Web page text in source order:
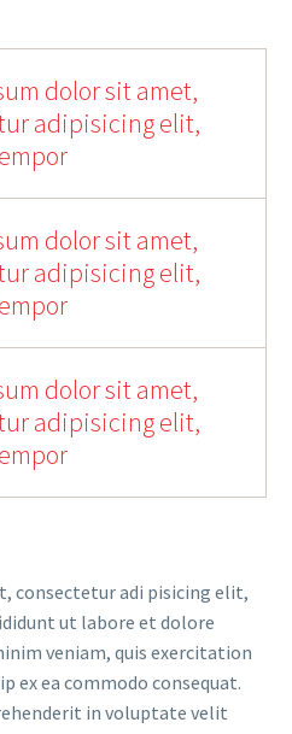
dolor sit amet,
adipisicing elit,
dolor sit amet,
adipisicing elit,
dolor sit amet,
adipisicing elit,
consectetur adi pisicing elit,
ut labore et dolore
veniam, quis exercitation
ex ea commodo consequat.
in voluptate velit